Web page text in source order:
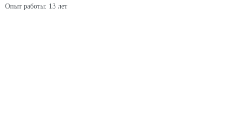
Опыт работы: 13 лет